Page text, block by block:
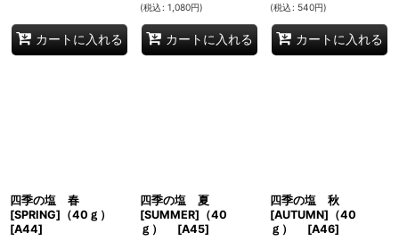
カートに入れる
(税込: 1,080円)
カートに入れる
(税込: 540円)
カートに入れる
四季の塩 春
[SPRING]（40ｇ）
[A44]
四季の塩 夏
[SUMMER]（40
ｇ）
[A45]
四季の塩 秋
[AUTUMN]（40
ｇ）
[A46]